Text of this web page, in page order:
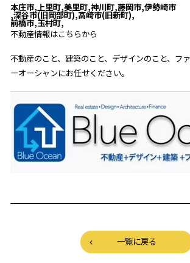
本庄市,上里町,美里町,神川町,藤岡市,伊勢崎市
,深谷市(旧岡部町),高崎市(旧新町),
前橋市,玉村町,
不動産情報はこちらから
不動産のこと、建築のこと、デザインのこと、フ
ーオーシャンにお任せください。
一覧に戻る